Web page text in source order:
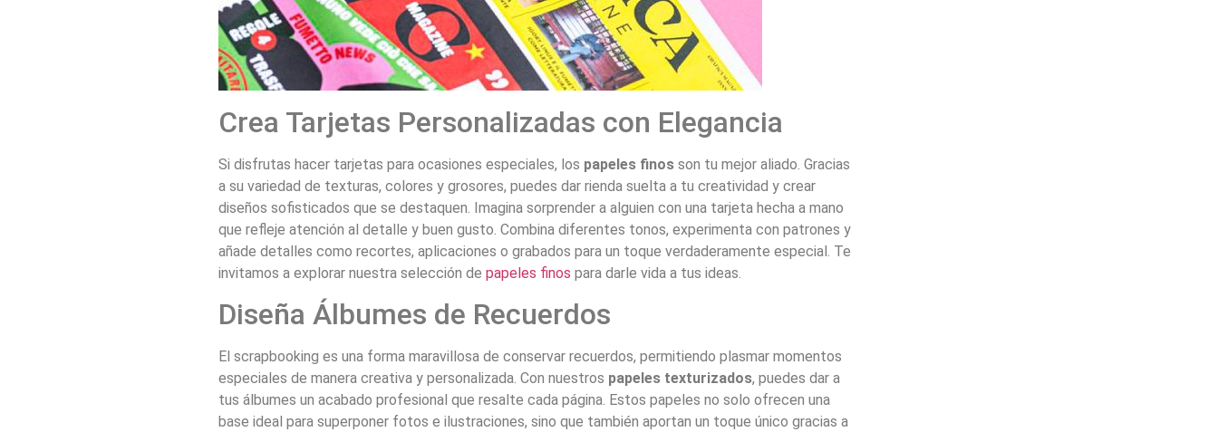
Crea Tarjetas Personalizadas con Elegancia
Si disfrutas hacer tarjetas para ocasiones especiales, los papeles finosson tu mejor aliado. Gracias
a su variedad de texturas, colores y grosores, puedes dar rienda suelta a tu creatividad y crear
diseños sofisticados que se destaquen. Imagina sorprender a alguien con una tarjeta hecha a mano
que refleje atención al detalle y buen gusto. Combina diferentes tonos, experimenta con patrones y
añade detalles como recortes, aplicaciones o grabados para un toque verdaderamente especial. Te
invitamos a explorar nuestra selección de papeles finos para darle vida a tus ideas.
Diseña Álbumes de Recuerdos
El scrapbooking es una forma maravillosa de conservar recuerdos, permitiendo plasmar momentos
especiales de manera creativa y personalizada. Con nuestros papeles texturizados, puedes dar a
tus álbumes un acabado profesional que resalte cada página. Estos papeles no solo ofrecen una
base ideal para superponer fotos e ilustraciones, sino que también aportan un toque único gracias a